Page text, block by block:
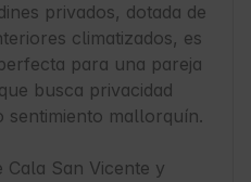
privados, dotada de
climatizados, es
para una pareja
busca privacidad
mallorquín.
Cala San Vicente y